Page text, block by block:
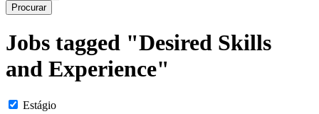
Procurar
Jobs tagged "Desired Skills
and Experience"
Estágio